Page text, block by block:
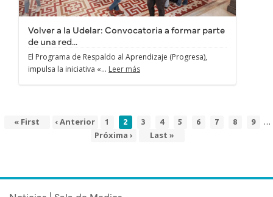
Volver a la Udelar: Convocatoria a formar parte
de una red...
El Programa de Respaldo al Aprendizaje (Progresa),
impulsa la iniciativa «... Leer más
Paginación
Primera
« First
Página
‹ Anterior Page
1
Página
actual
2 Page
3 Page
4 Page
5 Page
6 Page
7 Page
8 Page
9 …
Siguiente
Próxima ›
Última
Last »